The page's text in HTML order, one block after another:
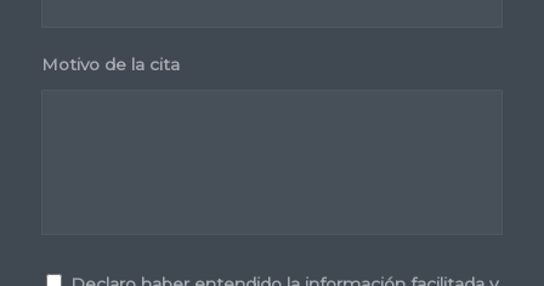
Motivo de la cita